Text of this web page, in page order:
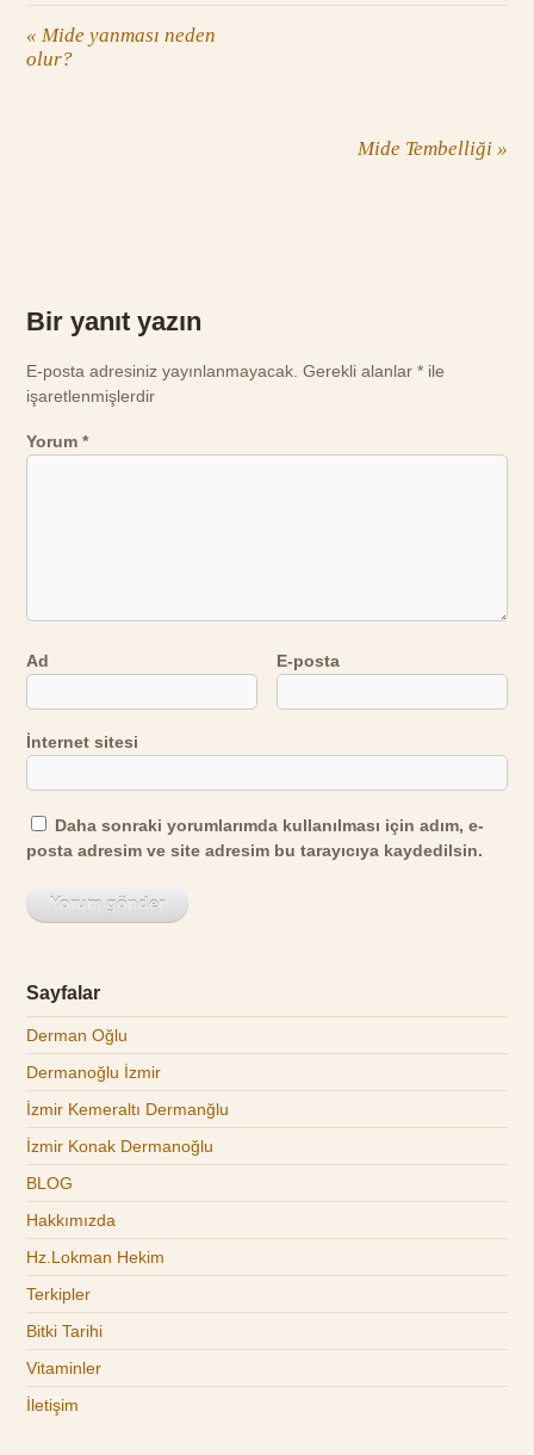
« Mide yanması neden
olur?
Mide Tembelliği »
Bir yanıt yazın
E-posta adresiniz yayınlanmayacak. Gerekli alanlar* ile
işaretlenmişlerdir
Yorum*
Ad E-posta
İnternet sitesi
Daha sonraki yorumlarımda kullanılması için adım, e-
posta adresim ve site adresim bu tarayıcıya kaydedilsin.
Sayfalar
Derman Oğlu
Dermanoğlu İzmir
İzmir Kemeraltı Dermanğlu
İzmir Konak Dermanoğlu
BLOG
Hakkımızda
Hz.Lokman Hekim
Terkipler
Bitki Tarihi
Vitaminler
İletişim